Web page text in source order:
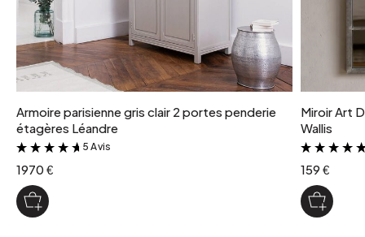
Armoire parisienne gris clair 2 portes penderie
étagères Léandre
&
5 Avis
1970 €
Miroir Art
Wallis
159 €